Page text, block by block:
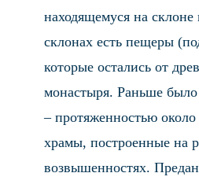
находящемуся на
склонах есть пещеры
которые остались от
монастыря. Раньше
– протяженностью
храмы, построенные на
возвышенностях.